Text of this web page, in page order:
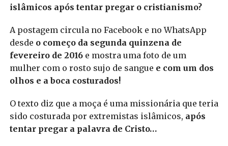
islâmicos após tentar pregar o cristianismo?
A postagem circula no Facebook e no WhatsApp
desde o começo da segunda quinzena de
fevereiro de 2016e mostra uma foto de um
mulher com o rosto sujo de sangue e com um dos
olhos e a boca costurados!
O texto diz que a moça é uma missionária que teria
sido costurada por extremistas islâmicos, após
tentar pregar a palavra de Cristo…